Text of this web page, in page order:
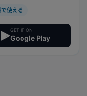
で使える
GET IT ON
Google Play